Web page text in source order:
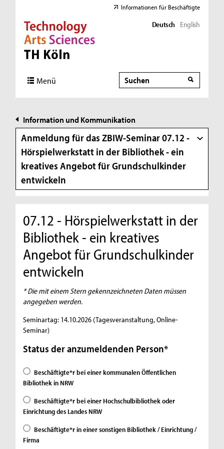
Direkt zur Hauptnavigation
Direkt zur Subnavigation
Direkt zum Inhalt
Direkt zum Fußbereich
Informationen für Beschäftigte
Deutsch English
Menü Suche
Suche
Information und Kommunikation
Anmeldung für das ZBIW-Seminar 07.12 -
Hörspielwerkstatt in der Bibliothek - ein
kreatives Angebot für Grundschulkinder
entwickeln
07.12 - Hörspielwerkstatt in der
Bibliothek - ein kreatives
Angebot für Grundschulkinder
entwickeln
* Die mit einem Stern gekennzeichneten Daten müssen
angegeben werden.
Seminartag: 14.10.2026 (Tagesveranstaltung, Online-
Seminar)
Status der anzumeldenden Person*
Beschäftigte*r bei einer kommunalen Öffentlichen
Bibliothek in NRW
Beschäftigte*r bei einer Hochschulbibliothek oder
Einrichtung des Landes NRW
Beschäftigte*r in einer sonstigen Bibliothek / Einrichtung /
Firma